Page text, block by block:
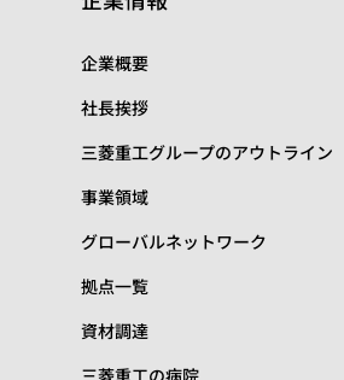
企業概要
社長挨拶
三菱重工グループのアウトライン
事業領域
グローバルネットワーク
拠点一覧
資材調達